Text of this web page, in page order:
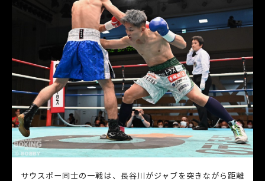
サウスポー同士の一戦は、長谷川がジャブを突きながら距離